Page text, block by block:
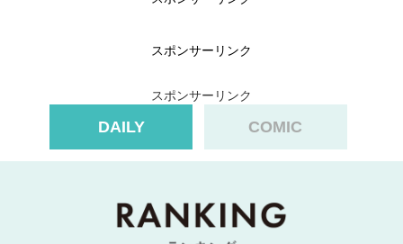
スポンサーリンク
スポンサーリンク
DAILY COMIC